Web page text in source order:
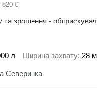
820 €
та зрошення - обприскувач
л Ширина захвату 28 м
Северинка